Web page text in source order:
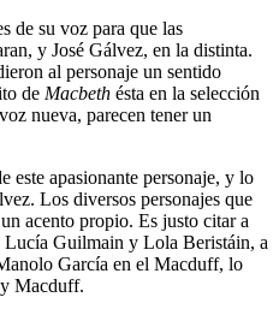
de su voz para que las
y José Gálvez, en la distinta.
al personaje un sentido
de Macbeth ésta en la selección
nueva, parecen tener un
este apasionante personaje, y lo
Los diversos personajes que
acento propio. Es justo citar a
Lucía Guilmain y Lola Beristáin, a
García en el Macduff, lo
Macduff.